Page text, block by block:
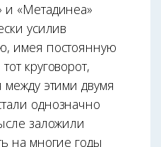
и «Метадинеа»
усилив
имея постоянную
круговорот,
между этими двумя
однозначно
заложили
на многие годы